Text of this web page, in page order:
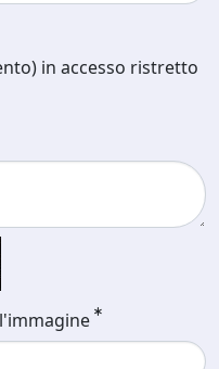
in accesso ristretto